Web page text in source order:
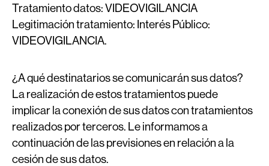
Tratamiento datos:VIDEOVIGILANCIA
Legitimación tratamiento: Interés Público:
VIDEOVIGILANCIA.
¿A qué destinatarios se comunicarán sus datos?
La realización de estos tratamientos puede
implicar la conexión de sus datos con tratamientos
realizados por terceros. Le informamos a
continuación de las previsiones en relación a la
cesión de sus datos.